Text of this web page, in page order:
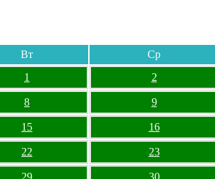
Вт Ср
1
2
8 9
15 16
22 23
29 30